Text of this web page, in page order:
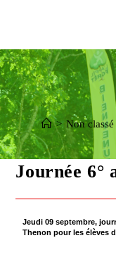
> Non classé
Journée 6°
Jeudi 09 septembre,
Thenon pour les élèves